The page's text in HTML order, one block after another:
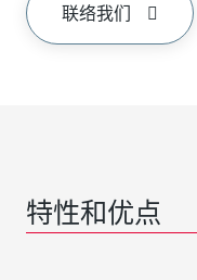
联络我们
特性和优点